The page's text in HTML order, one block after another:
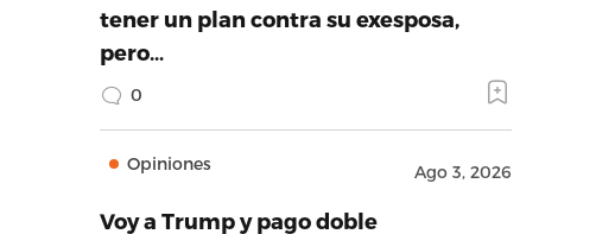
tener un plan contra su exesposa,
pero…
0
Opiniones Ago 3, 2026
Voy a Trump y pago doble